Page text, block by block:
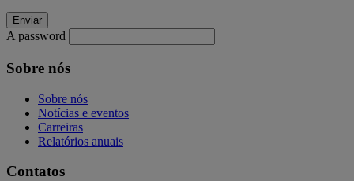
A password
Sobre nós
Sobre nós
Notícias e eventos
Carreiras
Relatórios anuais
Contatos